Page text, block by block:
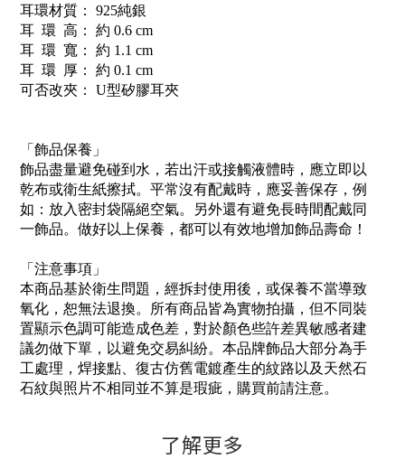
耳環材質： 925純銀
耳 環 高： 約 0.6 cm
耳 環 寬： 約 1.1 cm
耳 環 厚： 約 0.1 cm
可否改夾： U型矽膠耳夾
「飾品保養」
飾品盡量避免碰到水，若出汗或接觸液體時，應立即以
乾布或衛生紙擦拭。平常沒有配戴時，應妥善保存，例
如：放入密封袋隔絕空氣。另外還有避免長時間配戴同
一飾品。做好以上保養，都可以有效地增加飾品壽命！
「注意事項」
本商品基於衛生問題，經拆封使用後，或保養不當導致
氧化，恕無法退換。所有商品皆為實物拍攝，但不同裝
置顯示色調可能造成色差，對於顏色些許差異敏感者建
議勿做下單，以避免交易糾紛。本品牌飾品大部分為手
工處理，焊接點、復古仿舊電鍍產生的紋路以及天然石
石紋與照片不相同並不算是瑕疵，購買前請注意。
了解更多